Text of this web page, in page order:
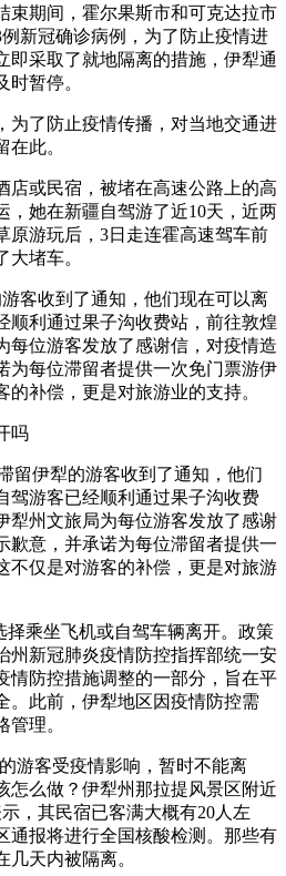
束期间，霍尔果斯市和可克达拉市
新冠确诊病例，为了防止疫情进
即采取了就地隔离的措施，伊犁通
暂停。
为了防止疫情传播，对当地交通进
此。
店或民宿，被堵在高速公路上的高
，她在新疆自驾游了近10天，近两
原游玩后，3日走连霍高速驾车前
堵车。
客收到了通知，他们现在可以离
顺利通过果子沟收费站，前往敦煌
每位游客发放了感谢信，对疫情造
为每位滞留者提供一次免门票游伊
补偿，更是对旅游业的支持。
吗
留伊犁的游客收到了通知，他们
驾游客已经顺利通过果子沟收费
犁州文旅局为每位游客发放了感谢
歉意，并承诺为每位滞留者提供一
不仅是对游客的补偿，更是对旅游
择乘坐飞机或自驾车辆离开。政策
州新冠肺炎疫情防控指挥部统一安
情防控措施调整的一部分，旨在平
。此前，伊犁地区因疫情防控需
理。
游客受疫情影响，暂时不能离
怎么做？伊犁州那拉提风景区附近
，其民宿已客满大概有20人左
通报将进行全国核酸检测。那些有
天内被隔离。